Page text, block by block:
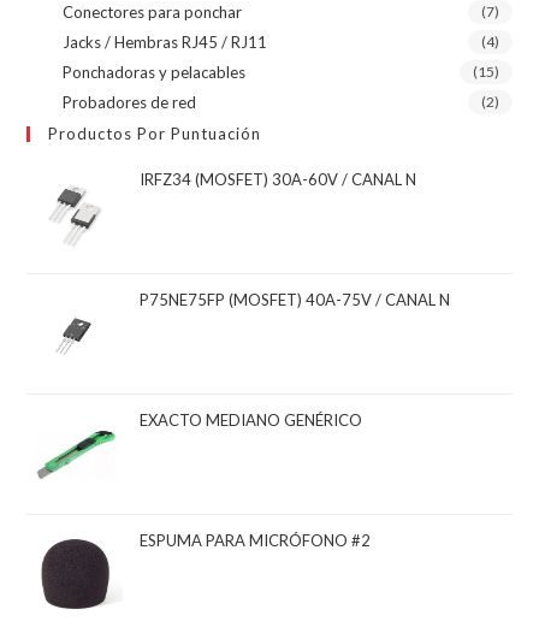
Conectores para ponchar (7)
Jacks / Hembras RJ45 / RJ11 (4)
Ponchadoras y pelacables (15)
Probadores de red (2)
Productos Por Puntuación
IRFZ34 (MOSFET) 30A-60V / CANAL N
P75NE75FP (MOSFET) 40A-75V / CANAL N
EXACTO MEDIANO GENÉRICO
ESPUMA PARA MICRÓFONO #2